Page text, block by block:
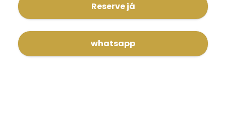
Reserve já
whatsapp